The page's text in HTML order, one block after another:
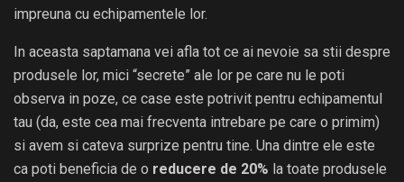
impreuna cu echipamentele lor.
In aceasta saptamana vei afla tot ce ai nevoie sa stii despre
produsele lor, mici “secrete” ale lor pe care nu le poti
observa in poze, ce case este potrivit pentru echipamentul
tau (da, este cea mai frecventa intrebare pe care o primim)
si avem si cateva surprize pentru tine. Una dintre ele este
ca poti beneficia de o reducere de 20% la toate produsele